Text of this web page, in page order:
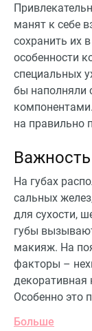
манят к себе
сохранить их
особенности
специальных
бы наполняли
на правильно
Важность
На губах
сальных
для сухости,
губы
макияж. На
факторы –
декоративная
Особенно это
Больше